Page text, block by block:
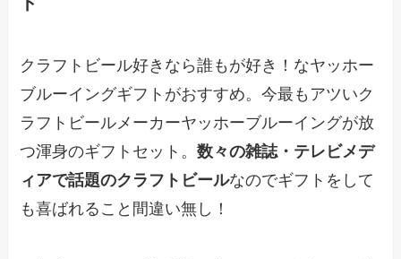
クラフトビール好きなら誰もが好き！なヤッホー
ブルーイングギフトがおすすめ。今最もアツいク
ラフトビールメーカーヤッホーブルーイングが放
つ渾身のギフトセット。数々の雑誌・テレビメデ
ィアで話題のクラフトビールなのでギフトをして
も喜ばれること間違い無し！